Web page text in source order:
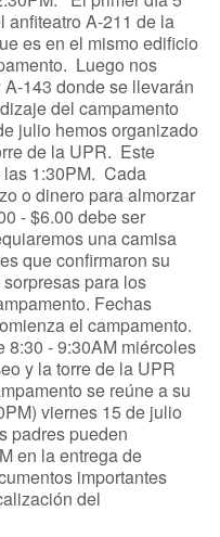
anfiteatro A-211 de la
es en el mismo edificio
Luego nos
143 donde se llevarán
del campamento
julio hemos organizado
de la UPR. Este
las 1:30PM. Cada
o dinero para almorzar
- $6.00 debe ser
una camisa
que confirmaron su
para los
Fechas
el campamento.
8:30 - 9:30AM miércoles
y la torre de la UPR
se reúne a su
viernes 15 de julio
padres pueden
en la entrega de
importantes
del